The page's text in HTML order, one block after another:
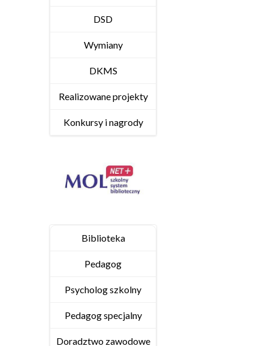
DSD
Wymiany
DKMS
Realizowane projekty
Konkursy i nagrody
Biblioteka
Pedagog
Psycholog szkolny
Pedagog specjalny
Doradztwo zawodowe